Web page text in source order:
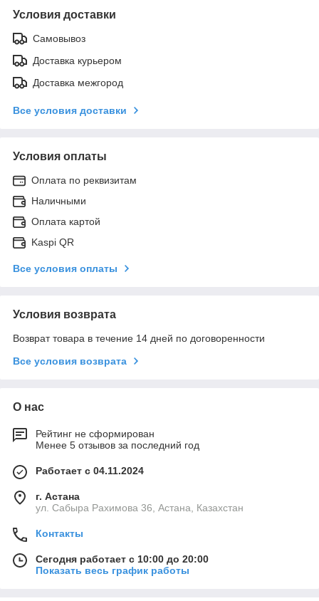
Условия доставки
Самовывоз
Доставка курьером
Доставка межгород
Все условия доставки
Условия оплаты
Оплата по реквизитам
Наличными
Оплата картой
Kaspi QR
Все условия оплаты
Условия возврата
Возврат товара в течение 14 дней по договоренности
Все условия возврата
О нас
Рейтинг не сформирован
Менее 5 отзывов за последний год
Работает с 04.11.2024
г. Астана
ул. Сабыра Рахимова 36, Астана, Казахстан
Контакты
Сегодня работает с 10:00 до 20:00
Показать весь график работы